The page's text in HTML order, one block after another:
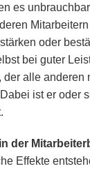
es
oder
bei guter
der alle anderen
ist er oder
der
Effekte